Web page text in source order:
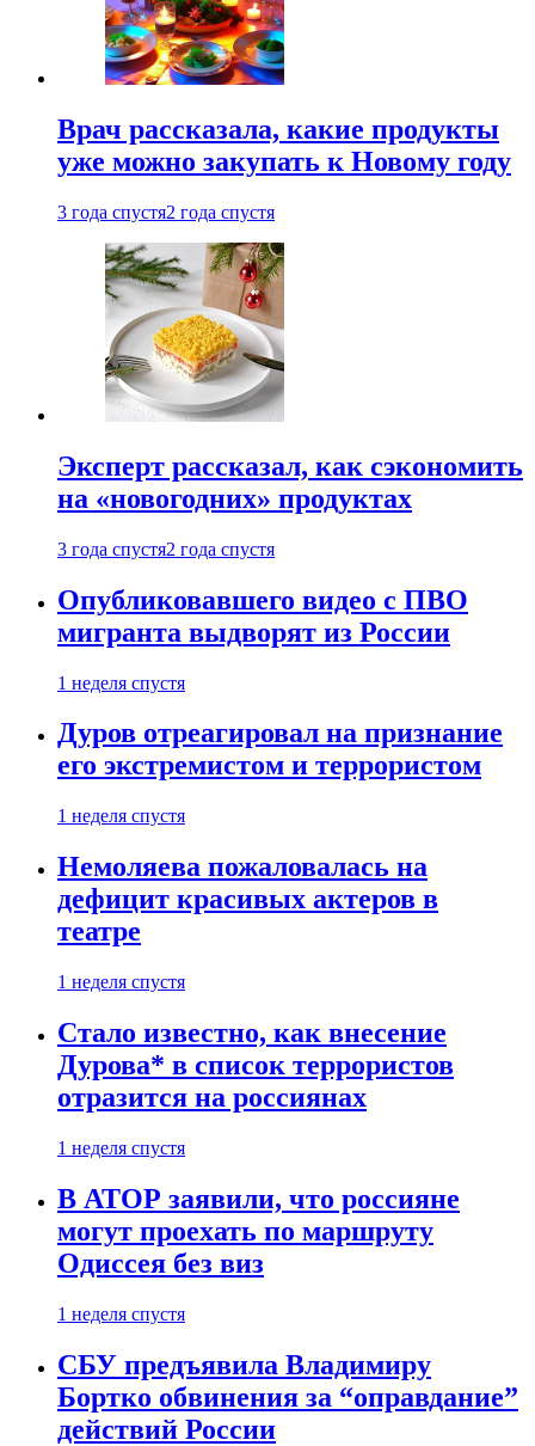
Врач рассказала, какие продукты
уже можно закупать к Новому году
3 года спустя2 года спустя
Эксперт рассказал, как сэкономить
на «новогодних» продуктах
3 года спустя2 года спустя
Опубликовавшего видео с ПВО
мигранта выдворят из России
1 неделя спустя
Дуров отреагировал на признание
его экстремистом и террористом
1 неделя спустя
Немоляева пожаловалась на
дефицит красивых актеров в
театре
1 неделя спустя
Стало известно, как внесение
Дурова* в список террористов
отразится на россиянах
1 неделя спустя
В АТОР заявили, что россияне
могут проехать по маршруту
Одиссея без виз
1 неделя спустя
СБУ предъявила Владимиру
Бортко обвинения за “оправдание”
действий России